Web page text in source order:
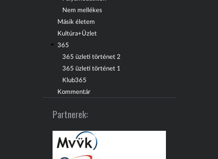
Nem mellékes
Másik életem
Kultúra+Üzlet
365
365 üzleti történet 2
365 üzleti történet 1
Klub365
Kommentár
Partnerek: